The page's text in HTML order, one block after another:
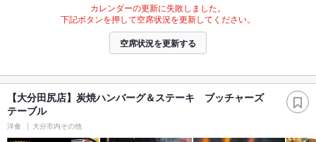
カレンダーの更新に失敗しました。
下記ボタンを押して空席状況を更新してください。
空席状況を更新する
【大分田尻店】炭焼ハンバーグ＆ステーキ ブッチャーズ
テーブル
洋食 大分市内その他